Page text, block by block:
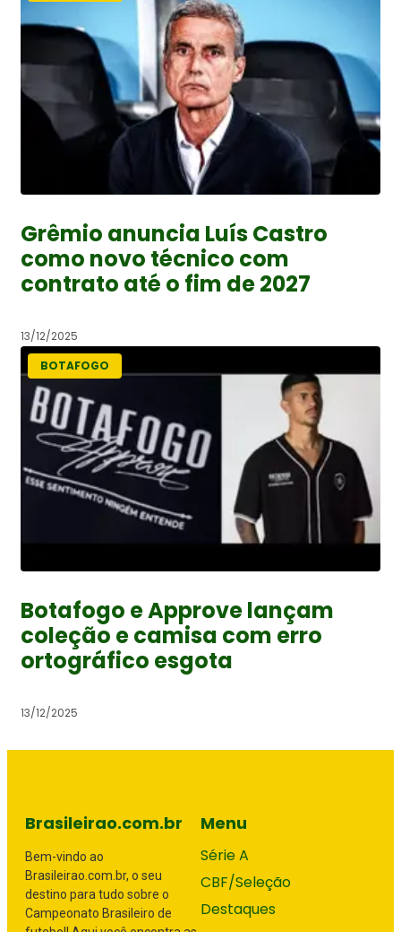
Grêmio anuncia Luís Castro
como novo técnico com
contrato até o fim de 2027
13/12/2025
BOTAFOGO
Botafogo e Approve lançam
coleção e camisa com erro
ortográfico esgota
13/12/2025
Brasileirao.com.br
Bem-vindo ao
Brasileirao.com.br, o seu
destino para tudo sobre o
Campeonato Brasileiro de
Menu
Série A
CBF/Seleção
Destaques